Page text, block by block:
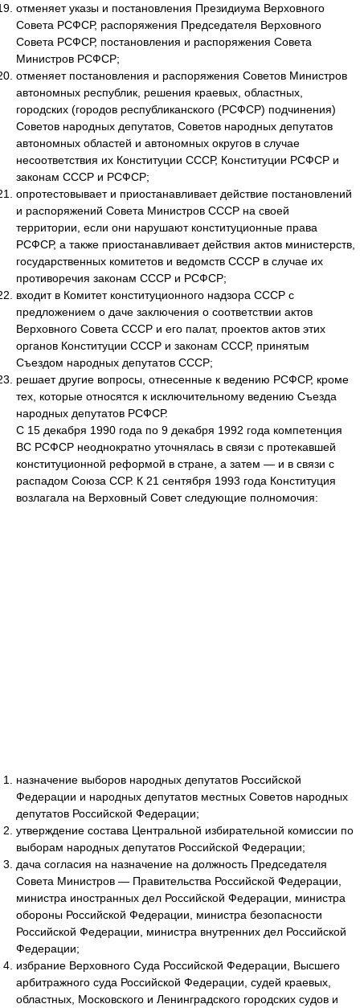
отменяет указы и постановления Президиума Верховного
Совета РСФСР, распоряжения Председателя Верховного
Совета РСФСР, постановления и распоряжения Совета
Министров РСФСР;
отменяет постановления и распоряжения Советов Министров
автономных республик, решения краевых, областных,
городских (городов республиканского (РСФСР) подчинения)
Советов народных депутатов, Советов народных депутатов
автономных областей и автономных округов в случае
несоответствия их Конституции СССР, Конституции РСФСР и
законам СССР и РСФСР;
опротестовывает и приостанавливает действие постановлений
и распоряжений Совета Министров СССР на своей
территории, если они нарушают конституционные права
РСФСР, а также приостанавливает действия актов министерств,
государственных комитетов и ведомств СССР в случае их
противоречия законам СССР и РСФСР;
входит в Комитет конституционного надзора СССР с
предложением о даче заключения о соответствии актов
Верховного Совета СССР и его палат, проектов актов этих
органов Конституции СССР и законам СССР, принятым
Съездом народных депутатов СССР;
решает другие вопросы, отнесенные к ведению РСФСР, кроме
тех, которые относятся к исключительному ведению Съезда
народных депутатов РСФСР.
С 15 декабря 1990 года по 9 декабря 1992 года компетенция
ВС РСФСР неоднократно уточнялась в связи с протекавшей
конституционной реформой в стране, а затем — и в связи с
распадом Союза ССР. К 21 сентября 1993 года Конституция
возлагала на Верховный Совет следующие полномочия:
назначение выборов народных депутатов Российской
Федерации и народных депутатов местных Советов народных
депутатов Российской Федерации;
утверждение состава Центральной избирательной комиссии по
выборам народных депутатов Российской Федерации;
дача согласия на назначение на должность Председателя
Совета Министров — Правительства Российской Федерации,
министра иностранных дел Российской Федерации, министра
обороны Российской Федерации, министра безопасности
Российской Федерации, министра внутренних дел Российской
Федерации;
избрание Верховного Суда Российской Федерации, Высшего
арбитражного суда Российской Федерации, судей краевых,
областных, Московского и Ленинградского городских судов и